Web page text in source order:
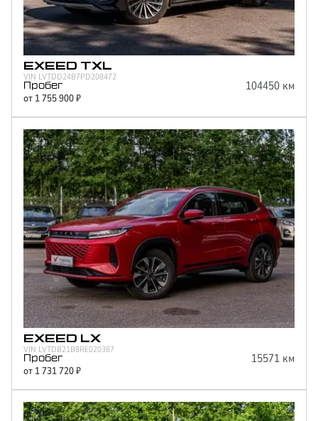
1.6
Мощность двигателя
147
150
197
249
Цвет
Серый
Синий
Белый
Красный
Фиолетовый
Черный
EXEED TXL
VIN LVTDD24B7PD208472
Пробег 104450 км
от 1 755 900₽
EXEED LX
VIN LVTDB21B8RE020387
Пробег 15571 км
от 1 731 720₽